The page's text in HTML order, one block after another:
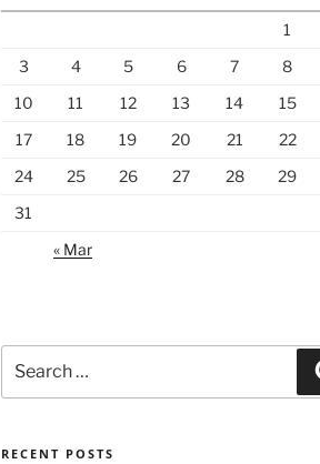
1
3
4 5 6 7 8
10
11 12 13 14 15
17
18 19 20 21 22
24
25 26 27 28 29
31
« Mar
for:
RECENT POSTS